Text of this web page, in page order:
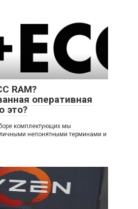
RAM?
оперативная
это?
комплектующих мы
непонятными терминами и